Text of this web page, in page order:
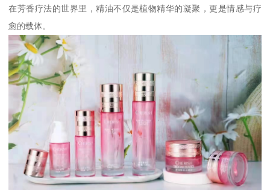
在芳香疗法的世界里，精油不仅是植物精华的凝聚，更是情感与疗
愈的载体。